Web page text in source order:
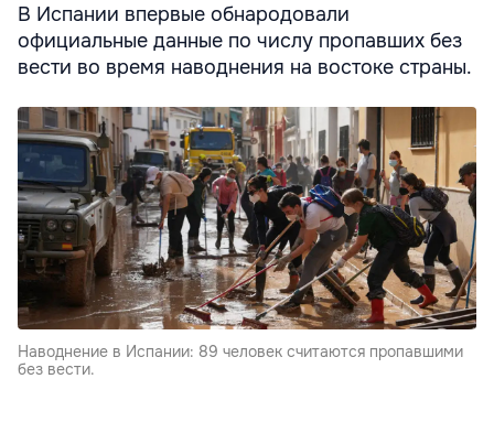
В Испании впервые обнародовали
официальные данные по числу пропавших без
вести во время наводнения на востоке страны.
Наводнение в Испании: 89 человек считаются пропавшими
без вести.